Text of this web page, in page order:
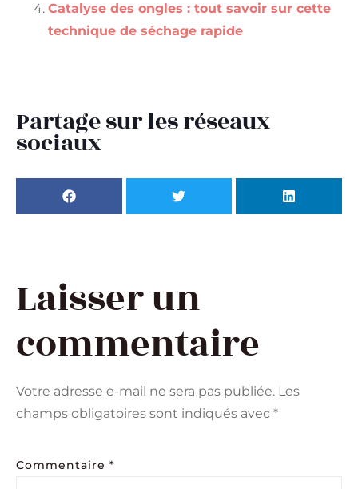
Catalyse des ongles : tout savoir sur cette
technique de séchage rapide
Partage sur les réseaux
sociaux
Laisser un
commentaire
Votre adresse e-mail ne sera pas publiée. Les
champs obligatoires sont indiqués avec *
Commentaire *